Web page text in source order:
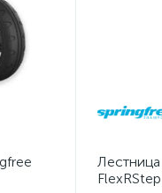
Лестница
FlexRStep